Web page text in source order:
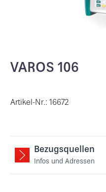
VAROS 106
Artikel-Nr.: 16672
Bezugsquellen
Infos und Adressen